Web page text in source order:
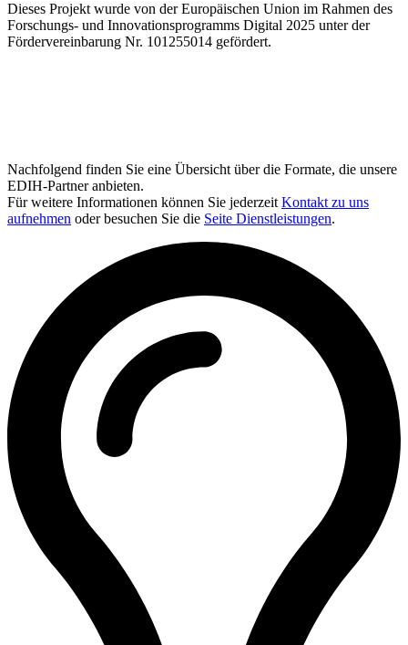
Dieses Projekt wurde von der Europäischen Union im Rahmen des
Forschungs- und Innovationsprogramms Digital 2025 unter der
Fördervereinbarung Nr. 101255014 gefördert.
Nachfolgend finden Sie eine Übersicht über die Formate, die unsere
EDIH-Partner anbieten.
Für weitere Informationen können Sie jederzeit Kontakt zu uns
aufnehmen oder besuchen Sie die Seite Dienstleistungen.